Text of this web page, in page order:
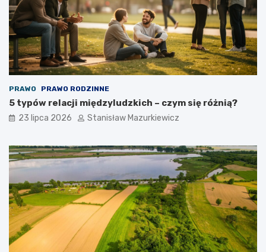
PRAWO PRAWO RODZINNE
5 typów relacji międzyludzkich – czym się różnią?
23 lipca 2026 Stanisław Mazurkiewicz